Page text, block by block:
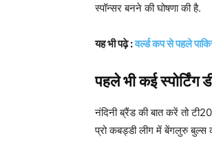
स्पॉन्सर बनने की घोषणा की है.
यह भी पढ़े :वर्ल्ड कप से पहले
पहले भी कई स्पोर्टिंग
नंदिनी ब्रैंड की बात करें तो
प्रो कबड्डी लीग में बेंगलुरु बुल्स